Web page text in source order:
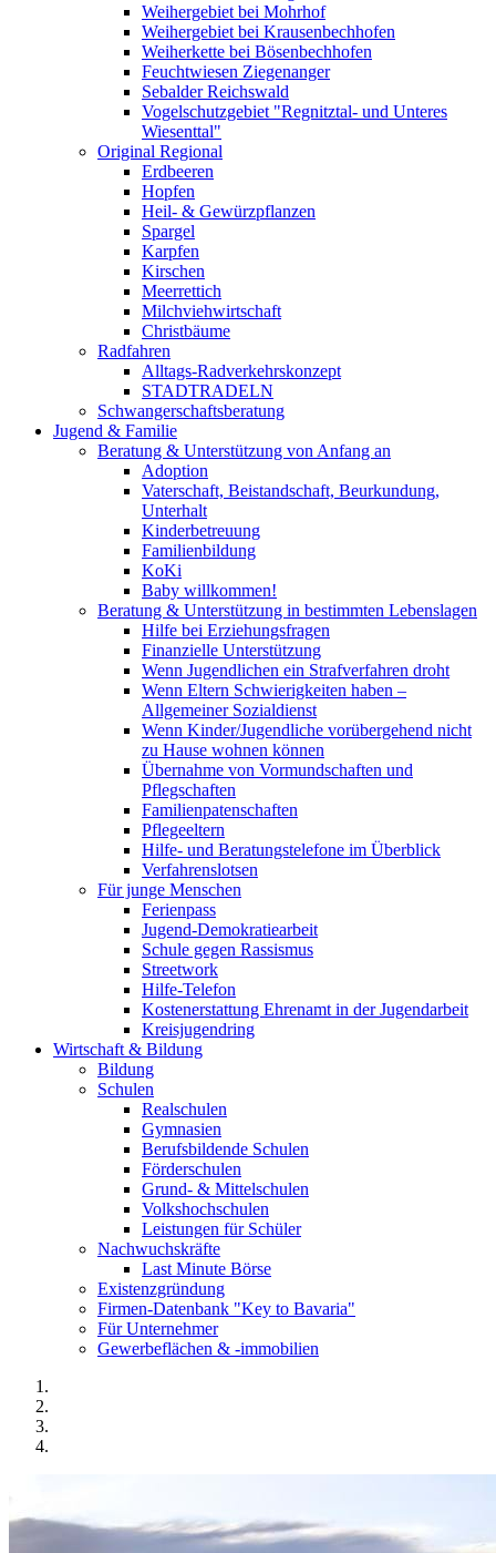
Weihergebiet bei Mohrhof
Weihergebiet bei Krausenbechhofen
Weiherkette bei Bösenbechhofen
Feuchtwiesen Ziegenanger
Sebalder Reichswald
Vogelschutzgebiet "Regnitztal- und Unteres
Wiesenttal"
Original Regional
Erdbeeren
Hopfen
Heil- & Gewürzpflanzen
Spargel
Karpfen
Kirschen
Meerrettich
Milchviehwirtschaft
Christbäume
Radfahren
Alltags-Radverkehrskonzept
STADTRADELN
Schwangerschaftsberatung
Jugend & Familie
Beratung & Unterstützung von Anfang an
Adoption
Vaterschaft, Beistandschaft, Beurkundung,
Unterhalt
Kinderbetreuung
Familienbildung
KoKi
Baby willkommen!
Beratung & Unterstützung in bestimmten Lebenslagen
Hilfe bei Erziehungsfragen
Finanzielle Unterstützung
Wenn Jugendlichen ein Strafverfahren droht
Wenn Eltern Schwierigkeiten haben –
Allgemeiner Sozialdienst
Wenn Kinder/Jugendliche vorübergehend nicht
zu Hause wohnen können
Übernahme von Vormundschaften und
Pflegschaften
Familienpatenschaften
Pflegeeltern
Hilfe- und Beratungstelefone im Überblick
Verfahrenslotsen
Für junge Menschen
Ferienpass
Jugend-Demokratiearbeit
Schule gegen Rassismus
Streetwork
Hilfe-Telefon
Kostenerstattung Ehrenamt in der Jugendarbeit
Kreisjugendring
Wirtschaft & Bildung
Bildung
Schulen
Realschulen
Gymnasien
Berufsbildende Schulen
Förderschulen
Grund- & Mittelschulen
Volkshochschulen
Leistungen für Schüler
Nachwuchskräfte
Last Minute Börse
Existenzgründung
Firmen-Datenbank "Key to Bavaria"
Für Unternehmer
Gewerbeflächen & -immobilien